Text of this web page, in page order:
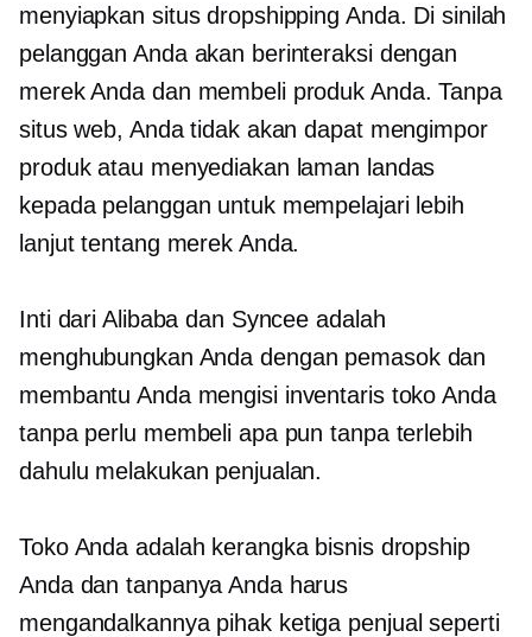
menyiapkan situs dropshipping Anda. Di sinilah
pelanggan Anda akan berinteraksi dengan
merek Anda dan membeli produk Anda. Tanpa
situs web, Anda tidak akan dapat mengimpor
produk atau menyediakan laman landas
kepada pelanggan untuk mempelajari lebih
lanjut tentang merek Anda.
Inti dari Alibaba dan Syncee adalah
menghubungkan Anda dengan pemasok dan
membantu Anda mengisi inventaris toko Anda
tanpa perlu membeli apa pun tanpa terlebih
dahulu melakukan penjualan.
Toko Anda adalah kerangka bisnis dropship
Anda dan tanpanya Anda harus
mengandalkannya pihak ketiga penjual seperti